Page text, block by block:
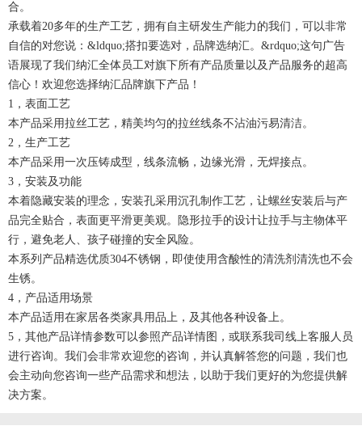
合。
承载着20多年的生产工艺，拥有自主研发生产能力的我们，可以非常
自信的对您说：&ldquo;搭扣要选对，品牌选纳汇。&rdquo;这句广告
语展现了我们纳汇全体员工对旗下所有产品质量以及产品服务的超高
信心！欢迎您选择纳汇品牌旗下产品！
1，表面工艺
本产品采用拉丝工艺，精美均匀的拉丝线条不沾油污易清洁。
2，生产工艺
本产品采用一次压铸成型，线条流畅，边缘光滑，无焊接点。
3，安装及功能
本着隐藏安装的理念，安装孔采用沉孔制作工艺，让螺丝安装后与产
品完全贴合，表面更平滑更美观。隐形拉手的设计让拉手与主物体平
行，避免老人、孩子碰撞的安全风险。
本系列产品精选优质304不锈钢，即使使用含酸性的清洗剂清洗也不会
生锈。
4，产品适用场景
本产品适用在家居各类家具用品上，及其他各种设备上。
5，其他产品详情参数可以参照产品详情图，或联系我司线上客服人员
进行咨询。我们会非常欢迎您的咨询，并认真解答您的问题，我们也
会主动向您咨询一些产品需求和想法，以助于我们更好的为您提供解
决方案。